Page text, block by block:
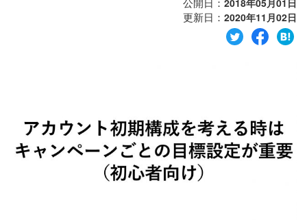
2018年05月01日
更新日： 2020年11月02日